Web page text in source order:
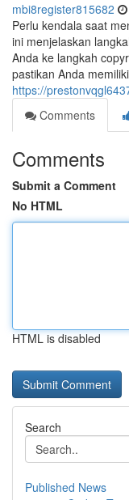
mbi8register815682
Perlu kendala saat
ini menjelaskan
Anda ke langkah
pastikan Anda
https://
Comments
Comments
Submit a Comment
No HTML
HTML is disabled
Search
Published News